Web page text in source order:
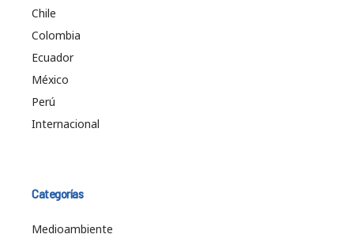
Chile
Colombia
Ecuador
México
Perú
Internacional
Categorías
Medioambiente